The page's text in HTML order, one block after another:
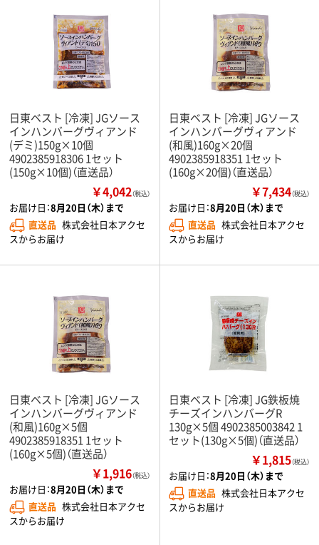
日東ベスト [冷凍] JGソース
インハンバーグヴィアンド
(デミ)150g×10個
4902385918306 1セット
(150g×10個)（直送品）
￥4,042（税込）
お届け日：8月20日（木）まで
直送品 株式会社日本アクセ
スからお届け
日東ベスト [冷凍] JGソース
インハンバーグヴィアンド
(和風)160g×20個
4902385918351 1セット
(160g×20個)（直送品）
￥7,434（税込）
お届け日：8月20日（木）まで
直送品 株式会社日本アクセ
スからお届け
日東ベスト [冷凍] JGソース
インハンバーグヴィアンド
(和風)160g×5個
4902385918351 1セット
(160g×5個)（直送品）
￥1,916（税込）
お届け日：8月20日（木）まで
直送品 株式会社日本アクセ
スからお届け
日東ベスト [冷凍] JG鉄板焼
チーズインハンバーグR
130g×5個 4902385003842 1
セット(130g×5個)（直送品）
￥1,815（税込）
お届け日：8月20日（木）まで
直送品 株式会社日本アクセ
スからお届け